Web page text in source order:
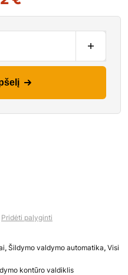
Pridėti palyginti
, Šildymo valdymo automatika, Visi
kontūro valdiklis